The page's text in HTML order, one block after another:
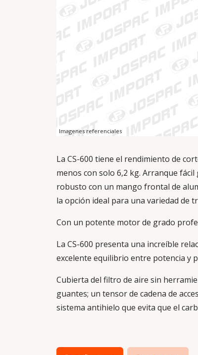
Imagenes referenciales
La CS-600 tiene el rendimiento de
menos con solo 6,2 kg. Arranque
robusto con un mango frontal de
la opción ideal para una variedad de
Con un potente motor de grado
La CS-600 presenta una increíble
excelente equilibrio entre potencia y
Cubierta del filtro de aire sin
guantes; un tensor de cadena de
sistema antihielo que evita que el